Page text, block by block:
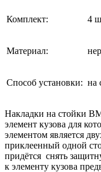
Комплект: 4
Материал:
Способ установки: на
Накладки на стойки
элемент кузова для
элементом является
приклеенный одной
придётся снять
к элементу кузова